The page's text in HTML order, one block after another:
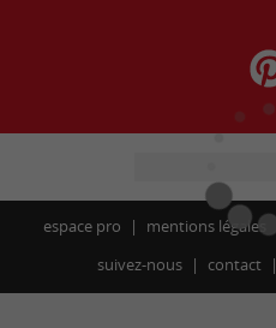
espace pro mentions légales
suivez-nous
contact